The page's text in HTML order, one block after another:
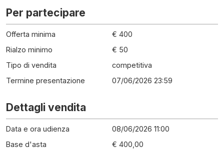
Per partecipare
Offerta minima
€ 400
Rialzo minimo
€ 50
Tipo di vendita
competitiva
Termine presentazione
07/06/2026 23:59
Dettagli vendita
Data e ora udienza
08/06/2026 11:00
Base d'asta
€ 400,00